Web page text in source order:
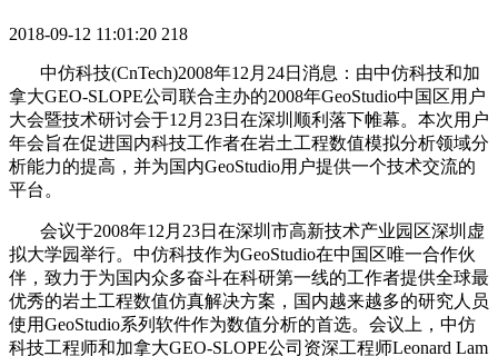
2018-09-12 11:01:20 218
中仿科技(CnTech)2008年12月24日消息：由中仿科技和加
拿大GEO-SLOPE公司联合主办的2008年GeoStudio中国区用户
大会暨技术研讨会于12月23日在深圳顺利落下帷幕。本次用户
年会旨在促进国内科技工作者在岩土工程数值模拟分析领域分
析能力的提高，并为国内GeoStudio用户提供一个技术交流的
平台。
会议于2008年12月23日在深圳市高新技术产业园区深圳虚
拟大学园举行。中仿科技作为GeoStudio在中国区唯一合作伙
伴，致力于为国内众多奋斗在科研第一线的工作者提供全球最
优秀的岩土工程数值仿真解决方案，国内越来越多的研究人员
使用GeoStudio系列软件作为数值分析的首选。会议上，中仿
科技工程师和加拿大GEO-SLOPE公司资深工程师Leonard Lam